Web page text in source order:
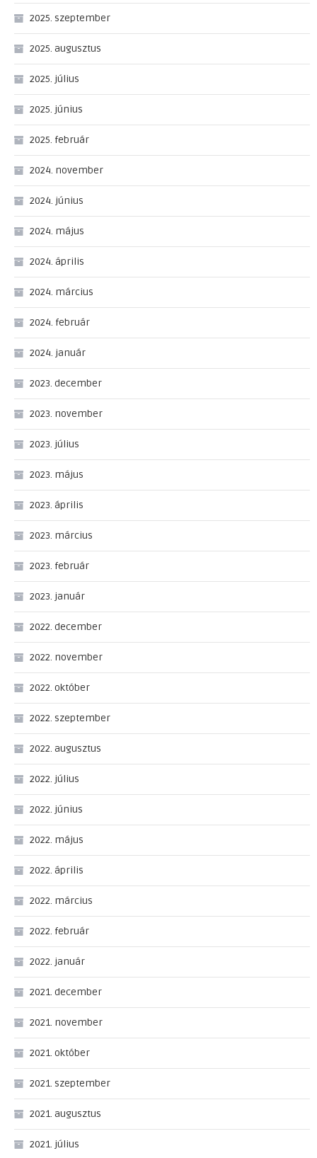
2025. szeptember
2025. augusztus
2025. július
2025. június
2025. február
2024. november
2024. június
2024. május
2024. április
2024. március
2024. február
2024. január
2023. december
2023. november
2023. július
2023. május
2023. április
2023. március
2023. február
2023. január
2022. december
2022. november
2022. október
2022. szeptember
2022. augusztus
2022. július
2022. június
2022. május
2022. április
2022. március
2022. február
2022. január
2021. december
2021. november
2021. október
2021. szeptember
2021. augusztus
2021. július